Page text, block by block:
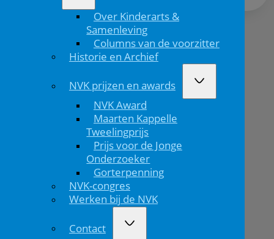
Over Kinderarts &
Samenleving
Columns van de voorzitter
Historie en Archief
NVK prijzen en awards
NVK Award
Maarten Kappelle
Tweelingprijs
Prijs voor de Jonge
Onderzoeker
Gorterpenning
NVK-congres
Werken bij de NVK
Contact